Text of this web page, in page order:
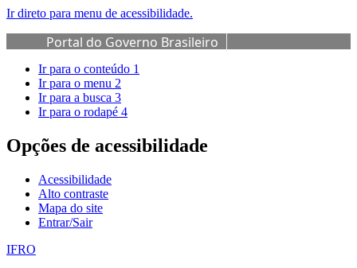
Ir direto para menu de acessibilidade.
Portal do Governo Brasileiro
Ir para o conteúdo 1
Ir para o menu 2
Ir para a busca 3
Ir para o rodapé 4
Opções de acessibilidade
Acessibilidade
Alto contraste
Mapa do site
Entrar/Sair
IFRO